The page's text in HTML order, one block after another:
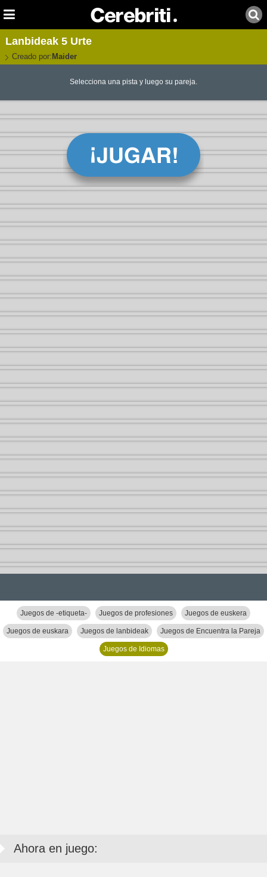
Lanbideak 5 Urte
Creado por: Maider
Selecciona una pista y luego su pareja.
Juegos de -etiqueta- Juegos de profesiones Juegos de euskera
Juegos de euskara Juegos de lanbideak Juegos de Encuentra la Pareja
Juegos de Idiomas
Ahora en juego: